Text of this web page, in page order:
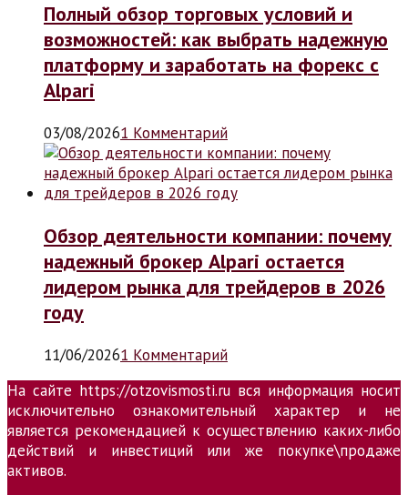
Полный обзор торговых условий и
возможностей: как выбрать надежную
платформу и заработать на форекс с
Alpari
03/08/20261 Комментарий
Обзор деятельности компании: почему
надежный брокер Alpari остается
лидером рынка для трейдеров в 2026
году
11/06/20261 Комментарий
На сайте https://otzovismosti.ru вся информация носит
исключительно ознакомительный характер и не
является рекомендацией к осуществлению каких-либо
действий и инвестиций или же покупке\продаже
активов.